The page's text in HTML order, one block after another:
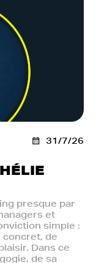
31/7/26
presque par
et
simple :
concret, de
Dans ce
de sa